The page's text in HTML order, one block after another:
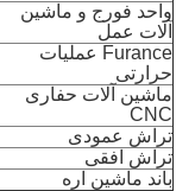
واحد فورج و ماشین
آلات عمل
Furance عملیات
حرارتی
ماشین آلات حفاری
CNC
تراش عمودی
تراش افقی
باند ماشین اره